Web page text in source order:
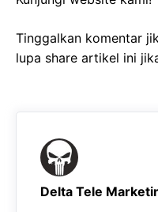
Tinggalkan komentar
lupa share artikel ini
Delta Tele